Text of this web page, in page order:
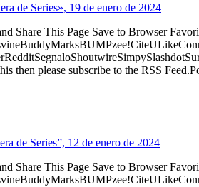
de Series», 19 de enero de 2024
Share This Page Save to Browser
please subscribe to the RSS
de Series”, 12 de enero de 2024
Share This Page Save to Browser